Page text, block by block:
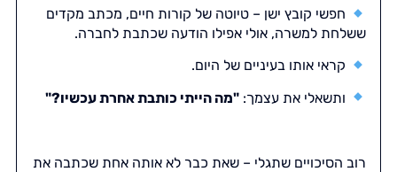
חפשי קובץ ישן – טיוטה של קורות חיים, מכתב מקדים
ששלחת למשרה, אולי אפילו הודעה שכתבת לחברה.
קראי אותו בעיניים של היום.
ותשאלי את עצמך: "מה הייתי כותבת אחרת עכשיו?"
רוב הסיכויים שתגלי – שאת כבר לא אותה אחת שכתבה את